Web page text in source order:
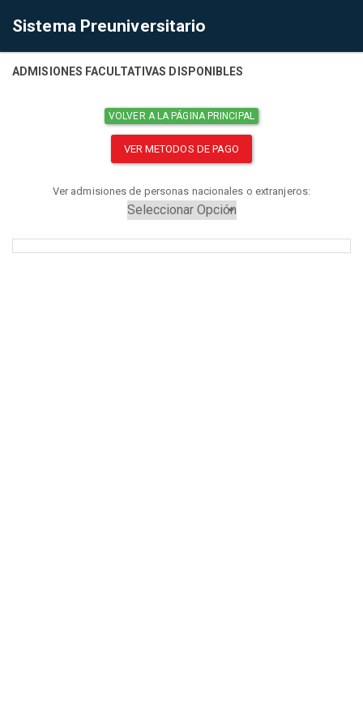
Sistema Preuniversitario
ADMISIONES FACULTATIVAS DISPONIBLES
VOLVER A LA PÁGINA PRINCIPAL
VER METODOS DE PAGO
Ver admisiones de personas nacionales o extranjeros: